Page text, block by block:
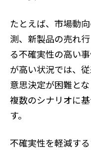
たとえば、市場動
測、新製品の売れ
る不確実性の高い
が高い状況では、
意思決定が困難と
複数のシナリオに
す。
不確実性を軽減す